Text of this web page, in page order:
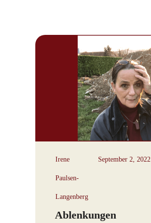
Irene
Paulsen-
Langenberg
September 2, 2022
Ablenkungen